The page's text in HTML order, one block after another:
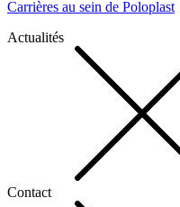
Carrières au sein de Poloplast
Actualités
Contact